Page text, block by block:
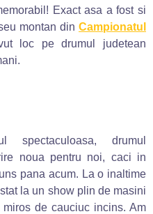
Exact asa a fost si
montan din Campionatul
loc pe drumul judetean
spectaculoasa, drumul
noua pentru noi, caci in
pana acum. La o inaltime
la un show plin de masini
de cauciuc incins. Am